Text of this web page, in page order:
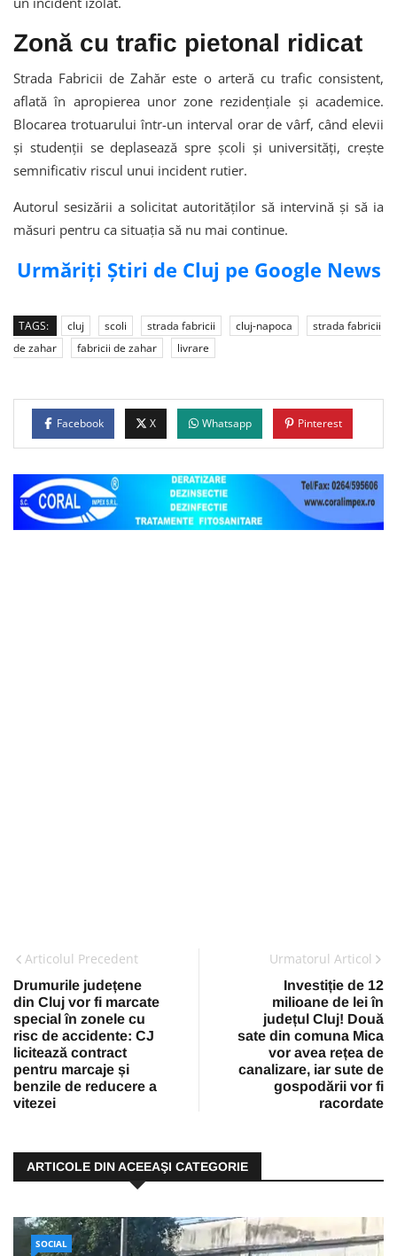
Zonă cu trafic pietonal ridicat
Strada Fabricii de Zahăr este o arteră cu trafic consistent,
aflată în apropierea unor zone rezidențiale și academice.
Blocarea trotuarului într-un interval orar de vârf, când elevii
și studenții se deplasează spre școli și universități, crește
semnificativ riscul unui incident rutier.
Autorul sesizării a solicitat autorităților să intervină și să ia
măsuri pentru ca situația să nu mai continue.
Urmăriți Știri de Cluj pe Google News
TAGS: cluj scoli strada fabricii cluj-napoca
strada fabricii
de zahar
fabricii de zahar livrare
Facebook X Whatsapp Pinterest
Articolul Precedent
Drumurile județene
din Cluj vor fi marcate
special în zonele cu
risc de accidente: CJ
licitează contract
pentru marcaje și
benzile de reducere a
vitezei
Urmatorul Articol
Investiție de 12
milioane de lei în
județul Cluj! Două
sate din comuna Mica
vor avea rețea de
canalizare, iar sute de
gospodării vor fi
racordate
ARTICOLE DIN ACEEAŞI CATEGORIE
SOCIAL